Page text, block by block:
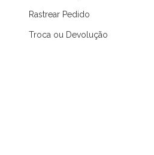
Rastrear Pedido
Troca ou Devolução